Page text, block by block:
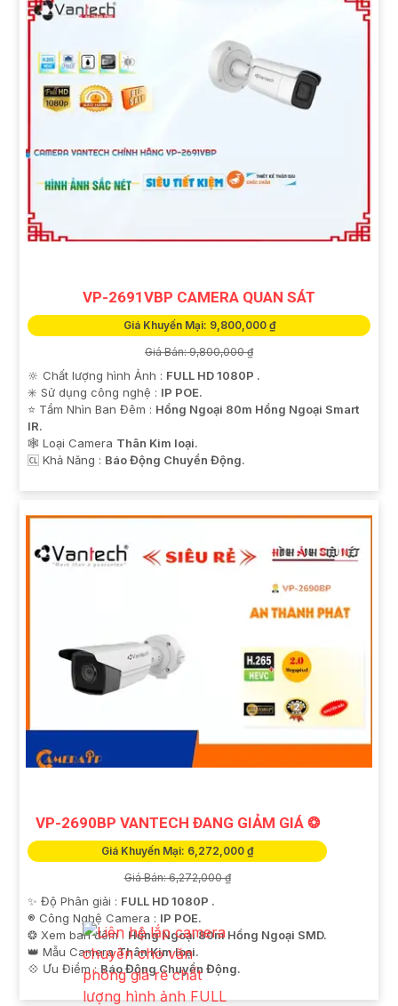
VP-2691VBP CAMERA QUAN SÁT
Giá Khuyến Mại: 9,800,000 ₫
Giá Bán: 9,800,000 ₫
🔆 Chất lượng hình Ảnh : FULL HD 1080P .
✳️ Sử dụng công nghệ : IP POE.
⭐ Tầm Nhìn Ban Đêm : Hồng Ngoại 80m Hồng Ngoại Smart
IR.
🕸️ Loại Camera Thân Kim loại.
️🆑 Khả Năng : Báo Động Chuyển Động.
VP-2690BP VANTECH ĐANG GIẢM GIÁ ❂
Giá Khuyến Mại: 6,272,000 ₫
Giá Bán: 6,272,000 ₫
✨ Độ Phân giải : FULL HD 1080P .
®️ Công Nghệ Camera : IP POE.
❂ Xem ban đêm : Hồng Ngoại 80m Hồng Ngoại SMD.
👑 Mẫu CameraThân Kim loại.
️💠 Ưu Điểm : Báo Động Chuyển Động.